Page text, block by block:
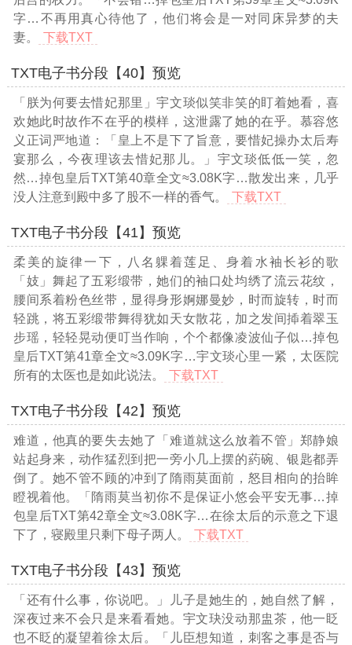
字… 不再用真心待他了，他们将会是一对同床异梦的夫
妻。
下载TXT
TXT电子书分段【40】预览
「朕为何要去惜妃那里」宇文琰似笑非笑的盯着她看，喜
欢她此时故作不在乎的模样，这泄露了她的在乎。慕容悠
义正词严地道：「皇上不是下了旨意，要惜妃操办太后寿
宴那么，今夜理该去惜妃那儿。」宇文琰低低一笑，忽
然…掉包皇后TXT第40章全文≈3.08K字…散发出来，几乎
没人注意到殿中多了股不一样的香气。
下载TXT
TXT电子书分段【41】预览
柔美的旋律一下，八名躶着莲足、身着水袖长衫的歌
「妓」舞起了五彩缎带，她们的袖口处均绣了流云花纹，
腰间系着粉色丝带，显得身形婀娜曼妙，时而旋转，时而
轻跳，将五彩缎带舞得犹如天女散花，加之发间揷着翠玉
步瑶，轻轻晃动便叮当作响，个个都像凌波仙子似 …掉包
皇后TXT第41章全文≈3.09K字…宇文琰心里一紧，太医院
所有的太医也是如此说法。
下载TXT
TXT电子书分段【42】预览
难道，他真的要失去她了「难道就这么放着不管」郑静娘
站起身来，动作猛烈到把一旁小几上摆的葯碗、银匙都弄
倒了。她不管不顾的冲到了隋雨莫面前，怒目相向的抬眸
瞪视着他。「隋雨莫当初你不是保证小悠会平安无事…掉
包皇后TXT第42章全文≈3.08K字…在徐太后的示意之下退
下了，寝殿里只剩下母子两人。
下载TXT
TXT电子书分段【43】预览
「还有什么事，你说吧。」儿子是她生的，她自然了解，
深夜过来不会只是来看看她。宇文玦没动那盅茶，他一眨
也不眨的凝望着徐太后。「儿臣想知道，刺客之事是否与